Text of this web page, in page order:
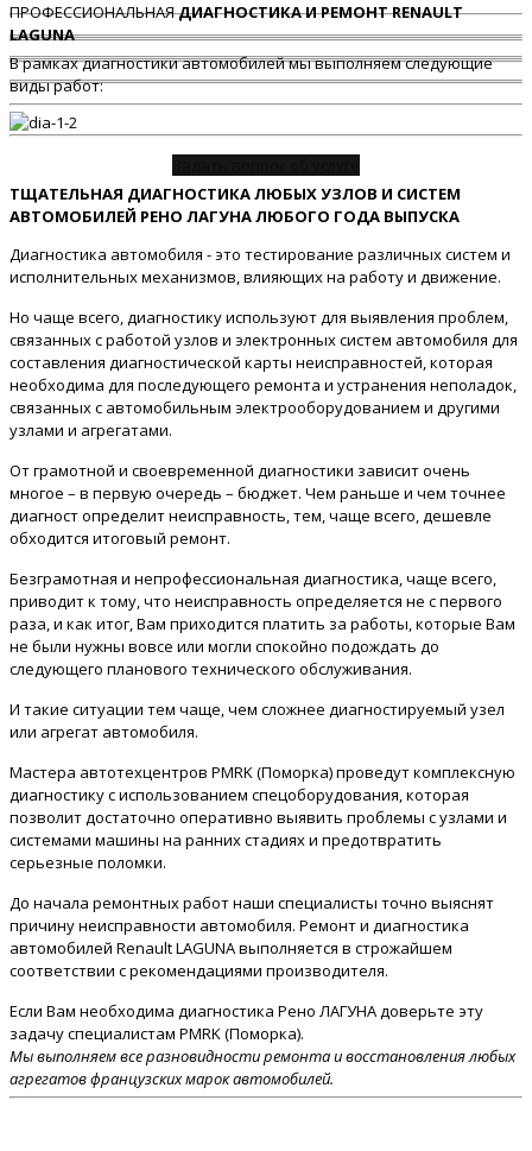
ПРОФЕССИОНАЛЬНАЯДИАГНОСТИКА И РЕМОНТ RENAULT
LAGUNA
В рамках диагностики автомобилей мы выполняем следующие
виды работ:
ТЩАТЕЛЬНАЯ ДИАГНОСТИКА ЛЮБЫХ УЗЛОВ И СИСТЕМ
АВТОМОБИЛЕЙ РЕНО ЛАГУНА ЛЮБОГО ГОДА ВЫПУСКА
Диагностика автомобиля - это тестирование различных систем и
исполнительных механизмов, влияющих на работу и движение.
Но чаще всего, диагностику используют для выявления проблем,
связанных с работой узлов и электронных систем автомобиля для
составления диагностической карты неисправностей, которая
необходима для последующего ремонта и устранения неполадок,
связанных с автомобильным электрооборудованием и другими
узлами и агрегатами.
От грамотной и своевременной диагностики зависит очень
многое – в первую очередь – бюджет. Чем раньше и чем точнее
диагност определит неисправность, тем, чаще всего, дешевле
обходится итоговый ремонт.
Безграмотная и непрофессиональная диагностика, чаще всего,
приводит к тому, что неисправность определяется не с первого
раза, и как итог, Вам приходится платить за работы, которые Вам
не были нужны вовсе или могли спокойно подождать до
следующего планового технического обслуживания.
И такие ситуации тем чаще, чем сложнее диагностируемый узел
или агрегат автомобиля.
Мастера автотехцентров PMRK (Поморка) проведут комплексную
диагностику с использованием спецоборудования, которая
позволит достаточно оперативно выявить проблемы с узлами и
системами машины на ранних стадиях и предотвратить
серьезные поломки.
До начала ремонтных работ наши специалисты точно выяснят
причину неисправности автомобиля. Ремонт и диагностика
автомобилей Renault LAGUNA выполняется в строжайшем
соответствии с рекомендациями производителя.
Если Вам необходима диагностика Рено ЛАГУНА доверьте эту
задачу специалистам PMRK (Поморка).
Мы выполняем все разновидности ремонта и восстановления любых
агрегатов французских марок автомобилей.